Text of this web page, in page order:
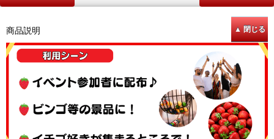
商品説明